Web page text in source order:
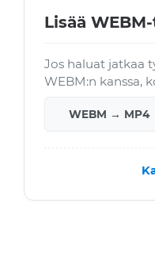
Lisää
Jos haluat jatkaa
WEBM:n kanssa,
WEBM → MP4